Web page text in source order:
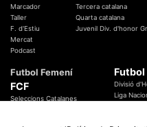
Marcador
Taller
F. d'Estiu
Mercat
Podcast
Tercera catalana
Quarta catalana
Juvenil Div. d'honor
Futbol Femení
FCF
Seleccions Catalanes
Divisió
Liga